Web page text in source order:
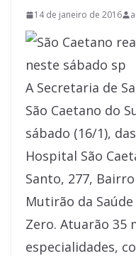
14 de janeiro de 2016
A Secretaria de
São Caetano do
sábado (16/1),
Hospital São
Santo, 277,
Mutirão da
Zero. Atuarão 35
especialidades,